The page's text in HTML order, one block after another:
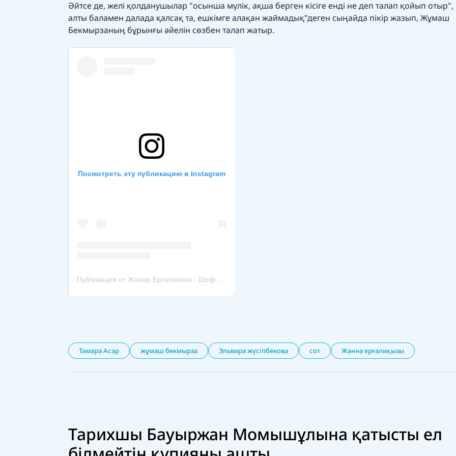
Әйтсе де, желі қолданушылар "осынша мүлік, ақша берген кісіге енді не деп талап қойып отыр",
алты баламен далада қалсақ та, ешкімге алақан жаймадық"деген сыңайда пікір жазып, Жұмаш
Бекмырзаның бұрынғы әйелін сөзбен талап жатыр.
Тамара Асар жұмаш бекмырза Эльвира жүсіпбекова сот Жанна ерғалиқызы
Тарихшы Бауыржан Момышұлына қатысты ел